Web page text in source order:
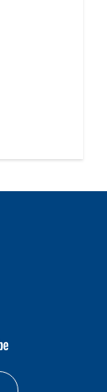
youtube-